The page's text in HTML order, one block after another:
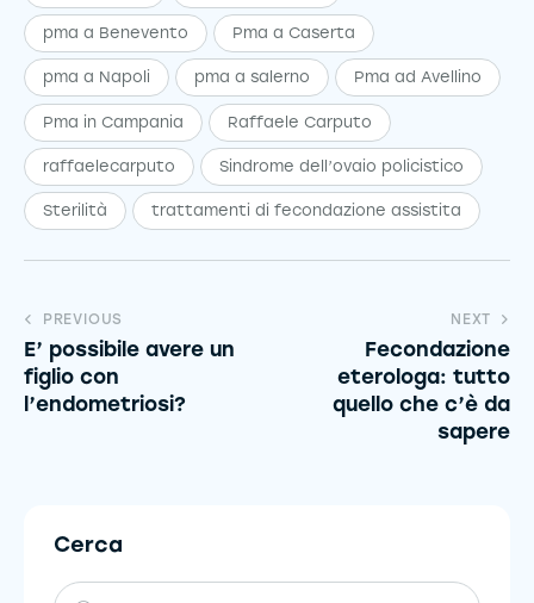
pma a Benevento Pma a Caserta
pma a Napoli pma a salerno Pma ad Avellino
Pma in Campania Raffaele Carputo
raffaelecarputo Sindrome dell’ovaio policistico
Sterilità trattamenti di fecondazione assistita
PREVIOUS
E’ possibile avere un
figlio con
l’endometriosi?
NEXT
Fecondazione
eterologa: tutto
quello che c’è da
sapere
Cerca